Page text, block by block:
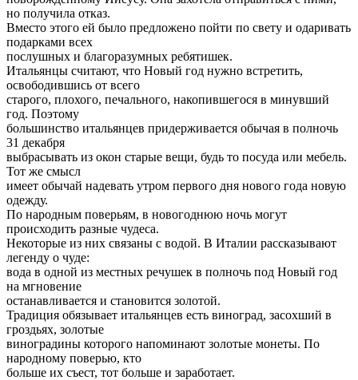
но получила отказ.
Вместо этого ей было предложено пойти по свету и одаривать
подарками всех
послушных и благоразумных ребятишек.
Итальянцы считают, что Новый год нужно встретить,
освободившись от всего
старого, плохого, печального, накопившегося в минувший
год. Поэтому
большинство итальянцев придерживается обычая в полночь
31 декабря
выбрасывать из окон старые вещи, будь то посуда или мебель.
Тот же смысл
имеет обычай надевать утром первого дня нового года новую
одежду.
По народным поверьям, в новогоднюю ночь могут
происходить разные чудеса.
Некоторые из них связаны с водой. В Италии рассказывают
легенду о чуде:
вода в одной из местных речушек в полночь под Новый год
на мгновение
останавливается и становится золотой.
Традиция обязывает итальянцев есть виноград, засохший в
гроздьях, золотые
виноградины которого напоминают золотые монеты. По
народному поверью, кто
больше их съест, тот больше и заработает.